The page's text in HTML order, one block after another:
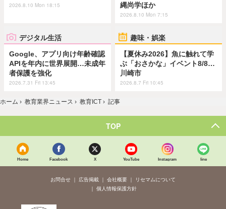
2026.8.10 Mon 18:15
縄尚学ほか
2026.8.10 Mon 7:15
デジタル生活
Google、アプリ向け年齢確認
APIを年内に世界展開…未成年
者保護を強化
2026.7.31 Fri 13:45
趣味・娯楽
【夏休み2026】魚に触れて学
ぶ「おさかな」イベント8/8…
川崎市
2026.8.7 Fri 10:45
ホーム › 教育業界ニュース › 教育ICT › 記事
TOP
Home Facebook X YouTube Instagram line
お問合せ 広告掲載 会社概要
リセマムについて
個人情報保護方針